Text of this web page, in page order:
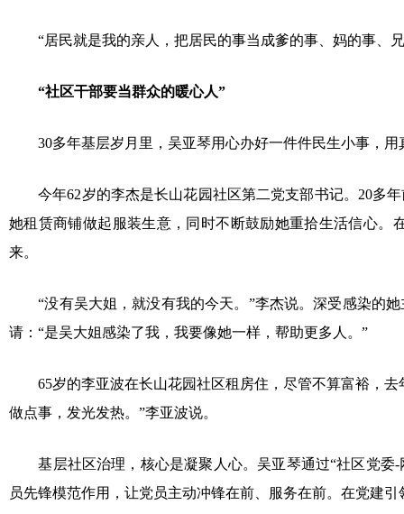
“居民就是我的亲人，把居民的事当成爹的事、妈的事、
“社区干部要当群众的暖心人”
30多年基层岁月里，吴亚琴用心办好一件件民生小事，用
今年62岁的李杰是长山花园社区第二党支部书记。20多年
她租赁商铺做起服装生意，同时不断鼓励她重拾生活信心
来。
“没有吴大姐，就没有我的今天。”李杰说。深受感染的她
请：“是吴大姐感染了我，我要像她一样，帮助更多人。”
65岁的李亚波在长山花园社区租房住，尽管不算富裕，去
做点事，发光发热。”李亚波说。
基层社区治理，核心是凝聚人心。吴亚琴通过“社区党委-
员先锋模范作用，让党员主动冲锋在前、服务在前。在党建